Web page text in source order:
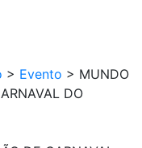
> Evento > MUNDO
DO